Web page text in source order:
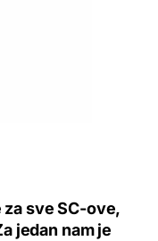
za sve SC-ove,
jedan nam je